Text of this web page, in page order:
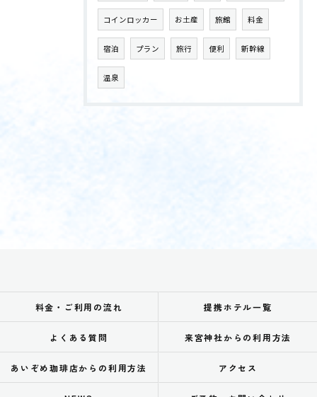
コインロッカー お土産 旅館 料金
宿泊 プラン 旅行 便利 新幹線
温泉
料金・ご利用の流れ 提携ホテル一覧
よくある質問 来宮神社からの利用方法
あいぞめ珈琲店からの利用方法 アクセス